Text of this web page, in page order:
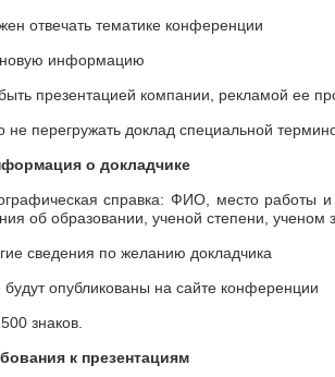
отвечать тематике конференции
информацию
презентацией компании, рекламой ее
не перегружать доклад специальной
о докладчике
справка: ФИО, место работы
об образовании, ученой степени, ученом
сведения по желанию докладчика
опубликованы на сайте конференции
знаков.
к презентациям